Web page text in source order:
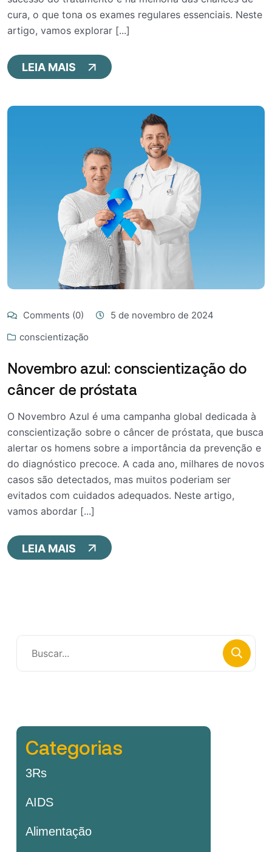
cura, o que tona os exames regulares essenciais. Neste
artigo, vamos explorar [...]
LEIA MAIS
Comments (0)
5 de novembro de 2024
conscientização
Novembro azul: conscientização do
câncer de próstata
O Novembro Azul é uma campanha global dedicada à
conscientização sobre o câncer de próstata, que busca
alertar os homens sobre a importância da prevenção e
do diagnóstico precoce. A cada ano, milhares de novos
casos são detectados, mas muitos poderiam ser
evitados com cuidados adequados. Neste artigo,
vamos abordar [...]
LEIA MAIS
Categorias
3Rs
AIDS
Alimentação